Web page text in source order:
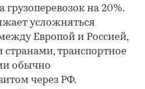
на 20%.
усложняться
Европой и Россией,
транспортное
обычно
через РФ.